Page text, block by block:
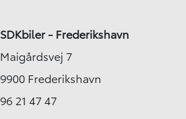
SDKbiler - Frederikshavn
Maigårdsvej 7
9900 Frederikshavn
96 21 47 47